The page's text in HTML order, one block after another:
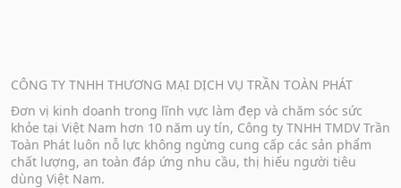
CÔNG TY TNHH THƯƠNG MẠI DỊCH VỤ TRẦN TOÀN PHÁT
Đơn vị kinh doanh trong lĩnh vực làm đẹp và chăm sóc sức
khỏe tại Việt Nam hơn 10 năm uy tín, Công ty TNHH TMDV Trần
Toàn Phát luôn nỗ lực không ngừng cung cấp các sản phẩm
chất lượng, an toàn đáp ứng nhu cầu, thị hiếu người tiêu
dùng Việt Nam.